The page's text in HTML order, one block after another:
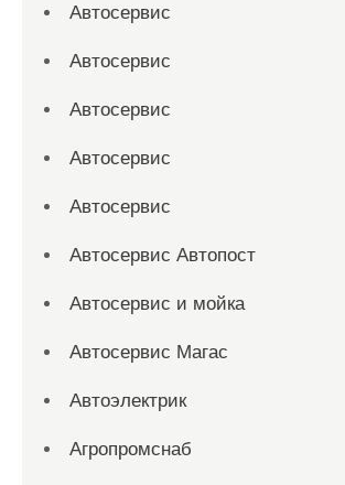
Автосервис
Автосервис
Автосервис
Автосервис
Автосервис
Автосервис Автопост
Автосервис и мойка
Автосервис Магас
Автоэлектрик
Агропромснаб